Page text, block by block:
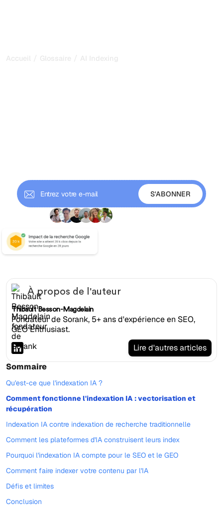
Accueil / Glossaire / AI Indexing
À propos de l'auteur
Thibault Besson-Magdelain
Fondateur de Sorank, 5+ ans d'expérience en SEO,
GEO Enthusiast.
Lire d'autres articles
Sommaire
Qu'est-ce que l'indexation IA ?
Comment fonctionne l'indexation IA : vectorisation et
récupération
Indexation IA contre indexation de recherche traditionnelle
Comment les plateformes d'IA construisent leurs index
Pourquoi l'indexation IA compte pour le SEO et le GEO
Comment faire indexer votre contenu par l'IA
Défis et limites
Conclusion